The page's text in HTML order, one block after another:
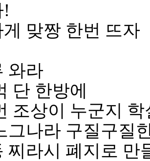
맞짱 한번 뜨자
와라
단 한방에
조상이 누군지
그나라 구질구질
찌라시 폐지로 만